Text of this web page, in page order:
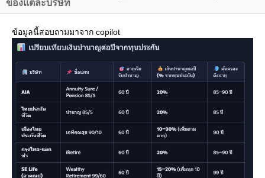
ของแต่ละบริษัท
ข้อมูลนี้สอบถามมาจาก copilot